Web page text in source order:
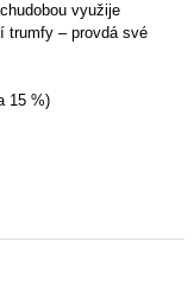
využije
trumfy – provdá své
15 %)